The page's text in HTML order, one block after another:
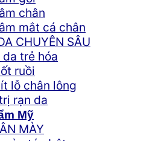
chân
mắt cá chân
CHUYÊN SÂU
da trẻ hóa
ruồi
lỗ chân lông
rạn da
Mỹ
MÀY